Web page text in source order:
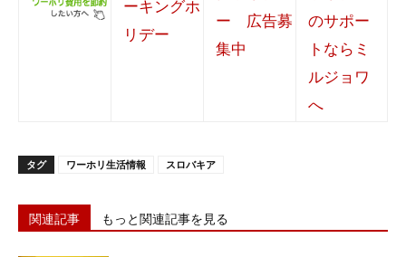
タグ ワーホリ生活情報 スロバキア
関連記事 もっと関連記事を見る